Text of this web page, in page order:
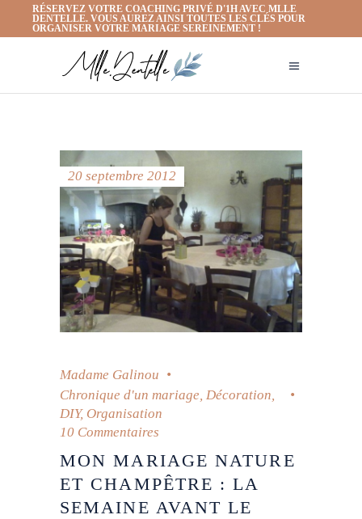
RÉSERVEZ VOTRE COACHING PRIVÉ D'1H AVEC MLLE
DENTELLE. VOUS AUREZ AINSI TOUTES LES CLÉS POUR
ORGANISER VOTRE MARIAGE SEREINEMENT !
20 septembre 2012
Madame Galinou
Chronique d'un mariage Décoration
DIY, Organisation
10 Commentaires
MON MARIAGE NATURE
ET CHAMPÊTRE : LA
SEMAINE AVANT LE